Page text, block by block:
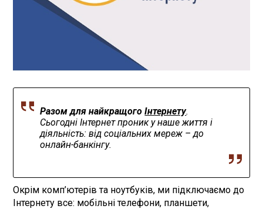
Разом для найкращогоІнтернету.
Сьогодні Інтернет проник у наше життя і
діяльність: від соціальних мереж – до
онлайн-банкінгу.
Окрім комп’ютерів та ноутбуків, ми підключаємо до
Інтернету все: мобільні телефони, планшети,